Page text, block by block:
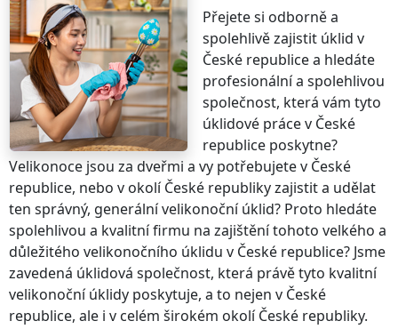
Přejete si odborně a
spolehlivě zajistit úklid v
České republicea hledáte
profesionální a spolehlivou
společnost, která vám tyto
úklidové prácev České
republice poskytne?
Velikonoce jsou za dveřmi a vy potřebujetev České
republice, nebo v okolíČeské republikyzajistit a udělat
ten správný, generální velikonoční úklid? Proto hledáte
spolehlivou a kvalitní firmu na zajištění tohoto velkého a
důležitého velikonočního úklidu v České republice? Jsme
zavedená úklidová společnost, která právě tyto kvalitní
velikonoční úklidy poskytuje, a to nejen v České
republice, ale i v celém širokém okolíČeské republiky.